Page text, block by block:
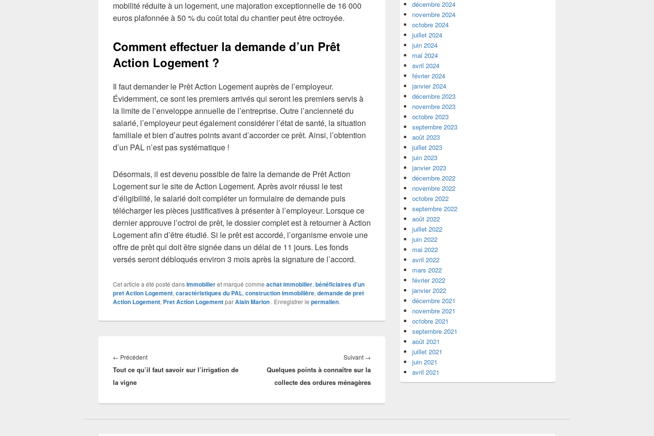
mobilité réduite à un logement, une majoration exceptionnelle de 16 000
euros plafonnée à 50 % du coût total du chantier peut être octroyée.
Comment effectuer la demande d’un Prêt
Action Logement ?
Il faut demander le Prêt Action Logement auprès de l’employeur.
Évidemment, ce sont les premiers arrivés qui seront les premiers servis à
la limite de l’enveloppe annuelle de l’entreprise. Outre l’ancienneté du
salarié, l’employeur peut également considérer l’état de santé, la situation
familiale et bien d’autres points avant d’accorder ce prêt. Ainsi, l’obtention
d’un PAL n’est pas systématique !
Désormais, il est devenu possible de faire la demande de Prêt Action
Logement sur le site de Action Logement. Après avoir réussi le test
d’éligibilité, le salarié doit compléter un formulaire de demande puis
télécharger les pièces justificatives à présenter à l’employeur. Lorsque ce
dernier approuve l’octroi de prêt, le dossier complet est à retourner à Action
Logement afin d’être étudié. Si le prêt est accordé, l’organisme envoie une
offre de prêt qui doit être signée dans un délai de 11 jours. Les fonds
versés seront débloqués environ 3 mois après la signature de l’accord.
Cet article a été posté dansImmobilieret marqué comme achat immobilier, bénéficiaires d'un
pret Action Logement, caractéristiques du PAL, construction immobilière, demande de pret
Action Logement, Pret Action LogementparAlain Marion . Enregistrer le permalien.
de
l’article
← PrécédentArticle
précédent :
Tout ce qu’il faut savoir sur l’irrigation de
la vigne
Suivant →
suivant :
Quelques points à connaître sur la
collecte des ordures ménagères
décembre 2024
novembre 2024
octobre 2024
juillet 2024
juin 2024
mai 2024
avril 2024
février 2024
janvier 2024
décembre 2023
novembre 2023
octobre 2023
septembre 2023
août 2023
juillet 2023
juin 2023
janvier 2023
décembre 2022
novembre 2022
octobre 2022
septembre 2022
août 2022
juillet 2022
juin 2022
mai 2022
avril 2022
mars 2022
février 2022
janvier 2022
décembre 2021
novembre 2021
octobre 2021
septembre 2021
août 2021
juillet 2021
juin 2021
avril 2021